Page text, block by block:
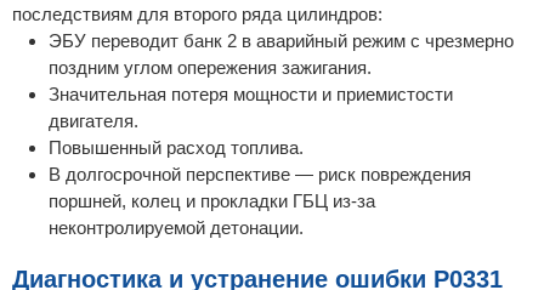
последствиям для второго ряда цилиндров:
ЭБУ переводит банк 2 в аварийный режим с чрезмерно
поздним углом опережения зажигания.
Значительная потеря мощности и приемистости
двигателя.
Повышенный расход топлива.
В долгосрочной перспективе — риск повреждения
поршней, колец и прокладки ГБЦ из-за
неконтролируемой детонации.
Диагностика и устранение ошибки P0331